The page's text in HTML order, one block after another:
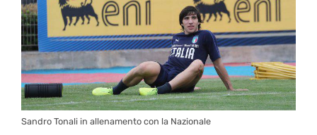
Sandro Tonali in allenamento con la Nazionale